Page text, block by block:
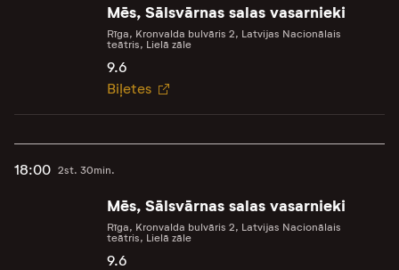
Mēs, Sālsvārnas salas vasarnieki
Rīga, Kronvalda bulvāris 2, Latvijas Nacionālais
teātris, Lielā zāle
9.6
Biļetes
18:00 2st. 30min.
Mēs, Sālsvārnas salas vasarnieki
Rīga, Kronvalda bulvāris 2, Latvijas Nacionālais
teātris, Lielā zāle
9.6